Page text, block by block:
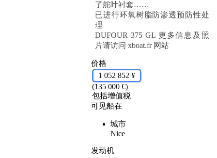
了舵叶衬套……
已进行环氧树脂防渗透预防性处
理
DUFOUR 375 GL 更多信息及照
片请访问 xboat.fr 网站
价格
1 052 852 ¥
(135 000 €)
包括增值税
可见船在
城市
Nice
发动机